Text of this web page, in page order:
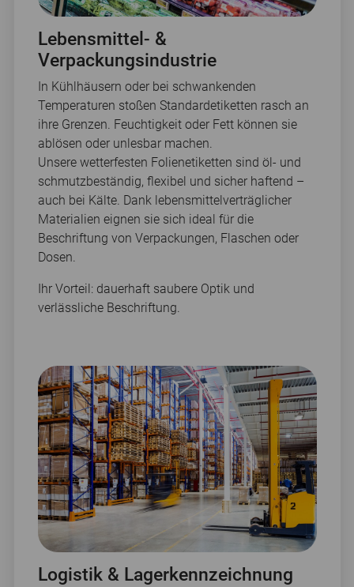
Lebensmittel- &
Verpackungsindustrie
In Kühlhäusern oder bei schwankenden
Temperaturen stoßen Standardetiketten rasch an
ihre Grenzen. Feuchtigkeit oder Fett können sie
ablösen oder unlesbar machen.
Unsere wetterfesten Folienetiketten sind öl- und
schmutzbeständig, flexibel und sicher haftend –
auch bei Kälte. Dank lebensmittelverträglicher
Materialien eignen sie sich ideal für die
Beschriftung von Verpackungen, Flaschen oder
Dosen.
Ihr Vorteil: dauerhaft saubere Optik und
verlässliche Beschriftung.
Logistik & Lagerkennzeichnung